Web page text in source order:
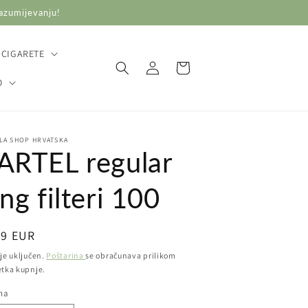
Prijava Košarica
SHOP HRVATSKA
regular
filteri 100
EUR
uključen. Poštarinase obračunava prilikom
kupnje.